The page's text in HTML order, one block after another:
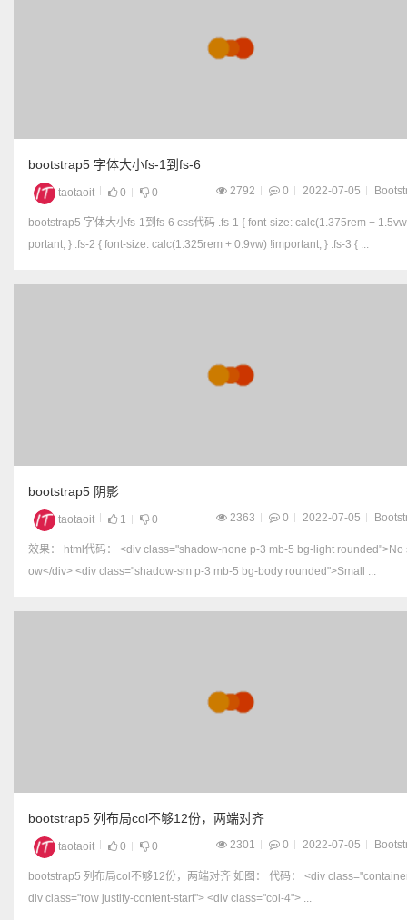
bootstrap5 字体大小fs-1到fs-6
taotaoit 0 0 2792 0 2022-07-05
bootstrap5 字体大小fs-1到fs-6 css代码 .fs-1 { font-size: calc(1.375rem + 1.5vw) !im
portant; } .fs-2 { font-size: calc(1.325rem + 0.9vw) !important; } .fs-3 { ...
bootstrap5 阴影
taotaoit 1 0 2363 0 2022-07-05
效果： html代码： <div class="shadow-none p-3 mb-5 bg-light rounded">No shad
ow</div> <div class="shadow-sm p-3 mb-5 bg-body rounded">Small ...
bootstrap5 列布局col不够12份，两端对齐
taotaoit 0 0 2301 0 2022-07-05
bootstrap5 列布局col不够12份，两端对齐 如图： 代码： <div class="container"> <
div class="row justify-content-start"> <div class="col-4"> ...